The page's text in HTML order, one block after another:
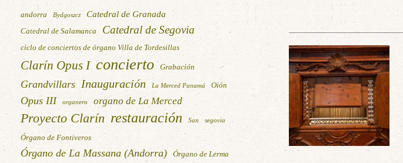
andorra Bydgoszcz Catedral de Granada
Catedral de Salamanca Catedral de Segovia
ciclo de conciertos de órgano Villa de Tordesillas
Clarín Opus I concierto Grabación
Grandvillars Inauguración La Merced Panamá Oión
Opus III organero organo de La Merced
Proyecto Clarín restauración San segovia
Órgano de Fontiveros
Órgano de La Massana (Andorra) Órgano de Lerma